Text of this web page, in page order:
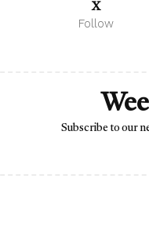
X
Follow
Subscribe to our